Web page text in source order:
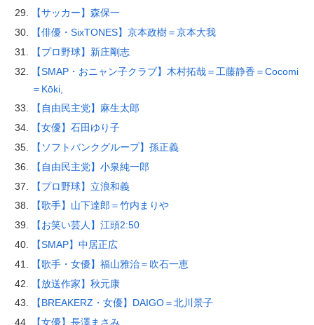
【サッカー】森保一
【俳優・SixTONES】京本政樹＝京本大我
【プロ野球】新庄剛志
【SMAP・おニャン子クラブ】木村拓哉＝工藤静香＝Cocomi
＝Kōki,
【自由民主党】麻生太郎
【女優】石田ゆり子
【ソフトバンクグループ】孫正義
【自由民主党】小泉純一郎
【プロ野球】立浪和義
【歌手】山下達郎＝竹内まりや
【お笑い芸人】江頭2:50
【SMAP】中居正広
【歌手・女優】福山雅治＝吹石一恵
【放送作家】秋元康
【BREAKERZ・女優】DAIGO＝北川景子
【女優】長澤まさみ